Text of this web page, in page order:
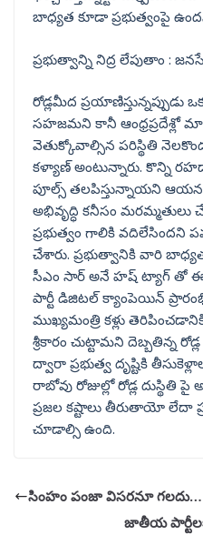
బాధ్యత కూడా ప్రభుత్వంపై
ప్రభుత్వాన్ని నిద్ర లేపుతాం :
రోడ్లమీద ప్రయాణిస్తున్నప్పుడు
సహజమని కానీ ఆంధ్రప్రదేశ్లో
వెతుక్కోవాల్సిన పరిస్థితి
కళ్యాణ్ అంటున్నారు. కొన్ని
పూల్స్ తలపిస్తున్నాయని ఆయన
అభివృద్ధి కనీసం
ప్రభుత్వం గాలికి వదిలేసిందని
చేశారు. ప్రభుత్వానికి వారి
సీఎం సార్ అనే హష్ ట్యాగ్ తో ఈ
పార్టీ డిజిటల్ క్యాంపెయిన్
ముఖ్యమంత్రి కళ్లు
శ్రీకారం చుట్టామని దెబ్బతిన్న
ద్వారా ప్రభుత్వ దృష్టికి
రాబోవు రోజుల్లో రోడ్ల దుస్థితి పై
ప్రజల కష్టాలు తీరుతాయో లేదా
చూడాల్సి ఉంది.
సింహం పంజా విసరనూ గలదు…
జాతీయ